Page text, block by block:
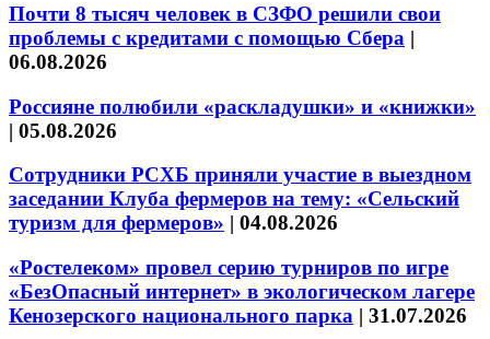
Почти 8 тысяч человек в СЗФО решили свои
проблемы с кредитами с помощью Сбера |
06.08.2026
Россияне полюбили «раскладушки» и «книжки»
| 05.08.2026
Сотрудники РСХБ приняли участие в выездном
заседании Клуба фермеров на тему: «Сельский
туризм для фермеров» | 04.08.2026
«Ростелеком» провел серию турниров по игре
«БезОпасный интернет» в экологическом лагере
Кенозерского национального парка | 31.07.2026